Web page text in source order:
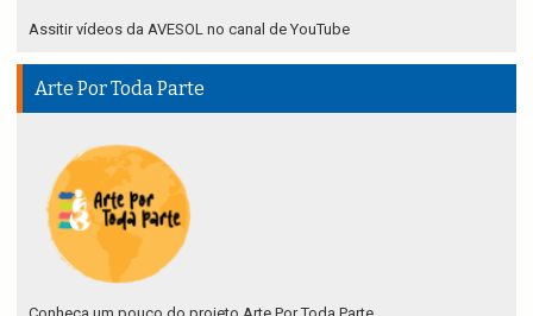
Assitir vídeos da AVESOL no canal de YouTube
Arte Por Toda Parte